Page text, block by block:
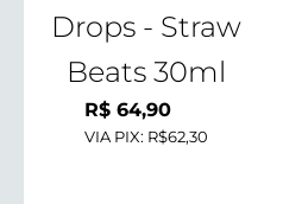
Drops - Straw
Beats 30ml
R$ 64,90
VIA PIX: R$62,30